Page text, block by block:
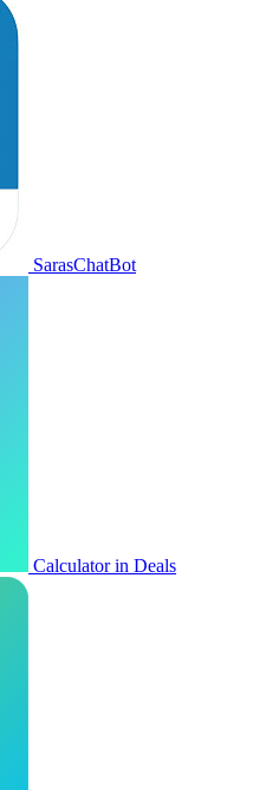
SarasChatBot
Calculator in Deals